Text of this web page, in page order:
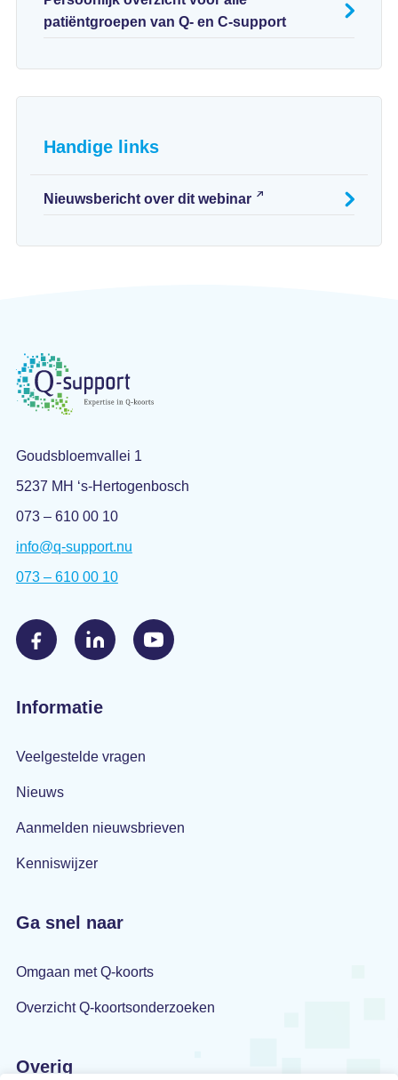
patiëntgroepen van Q- en C-support
Handige links
Nieuwsbericht over dit webinar
Goudsbloemvallei 1
5237 MH ‘s-Hertogenbosch
073 – 610 00 10
info@q-support.nu
073 – 610 00 10
Informatie
Veelgestelde vragen
Nieuws
Aanmelden nieuwsbrieven
Kenniswijzer
Ga snel naar
Omgaan met Q-koorts
Overzicht Q-koortsonderzoeken
Overig